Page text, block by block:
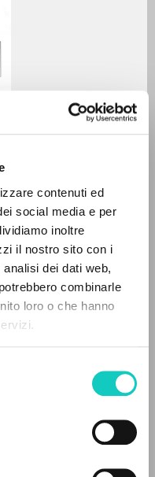
contenuti ed
social media e per
inoltre
il nostro sito con i
dei dati web,
combinarle
loro o che hanno